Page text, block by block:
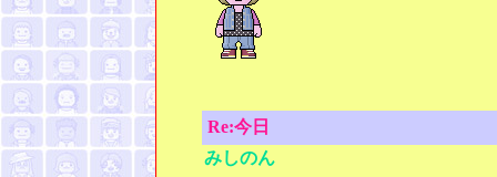
Re:今日
みしのん